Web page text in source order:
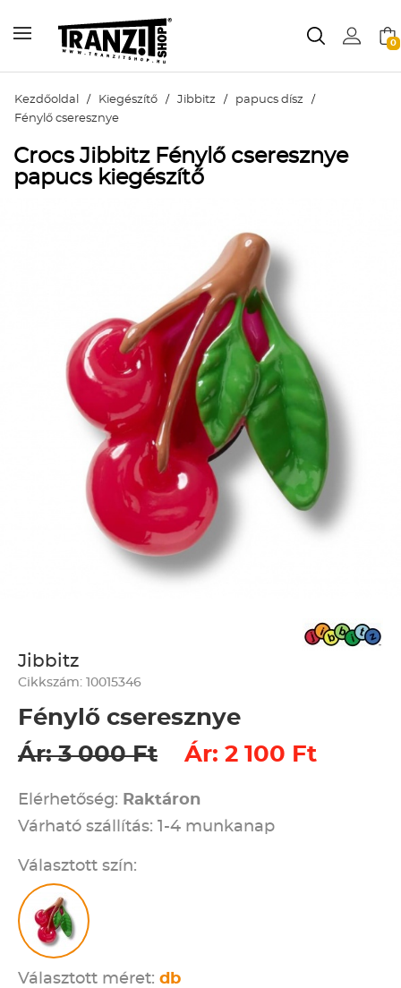
0
Kezdőoldal / Kiegészítő / Jibbitz / papucs dísz /
Fénylő cseresznye
Crocs Jibbitz Fénylő cseresznye
papucs kiegészítő
Jibbitz
Cikkszám: 10015346
Fénylő cseresznye
Ár: 3 000 Ft
Ár: 2 100 Ft
Elérhetőség: Raktáron
Várható szállítás: 1-4 munkanap
Választott szín:
Választott méret: db